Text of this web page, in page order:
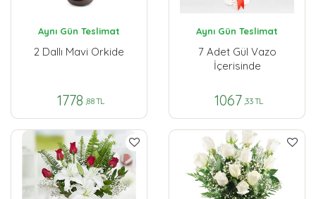
Aynı Gün Teslimat
2 Dallı Mavi Orkide
1778 ,88 TL
Aynı Gün Teslimat
7 Adet Gül Vazo
İçerisinde
1067 ,33 TL